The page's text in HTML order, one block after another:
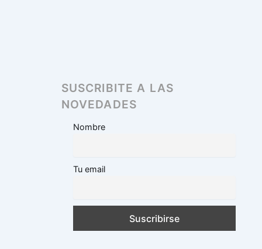
SUSCRIBITE A LAS
NOVEDADES
Nombre
Tu email